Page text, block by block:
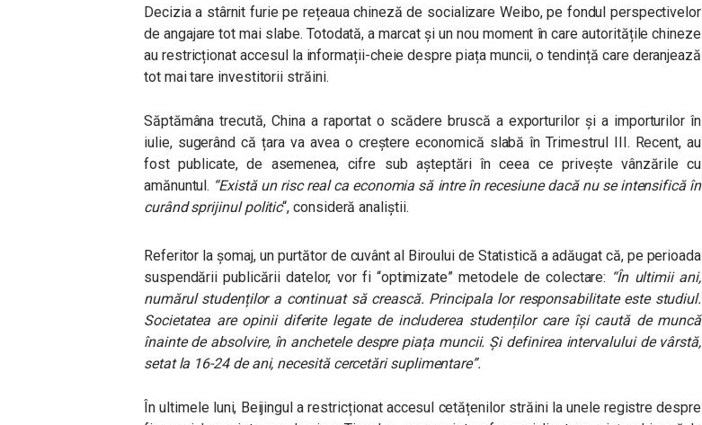
Decizia a stârnit furie pe rețeaua chineză de socializare Weibo, pe fondul perspectivelor
de angajare tot mai slabe. Totodată, a marcat și un nou moment în care autoritățile chineze
au restricționat accesul la informații-cheie despre piața muncii, o tendință care deranjează
tot mai tare investitorii străini.
Săptămâna trecută, China a raportat o scădere bruscă a exporturilor și a importurilor în
iulie, sugerând că țara va avea o creștere economică slabă în Trimestrul III. Recent, au
fost publicate, de asemenea, cifre sub așteptări în ceea ce privește vânzările cu
amănuntul. “Există un risc real ca economia să intre în recesiune dacă nu se intensifică în
curând sprijinul politic“, consideră analiștii.
Referitor la șomaj, un purtător de cuvânt al Biroului de Statistică a adăugat că, pe perioada
suspendării publicării datelor, vor fi “optimizate” metodele de colectare: “În ultimii ani,
numărul studenților a continuat să crească. Principala lor responsabilitate este studiul.
Societatea are opinii diferite legate de includerea studenților care își caută de muncă
înainte de absolvire, în anchetele despre piața muncii. Și definirea intervalului de vârstă,
setat la 16-24 de ani, necesită cercetări suplimentare”.
În ultimele luni, Beijingul a restricționat accesul cetățenilor străini la unele registre despre